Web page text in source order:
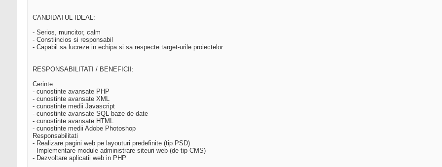
CANDIDATUL IDEAL:
- Serios, muncitor, calm
- Constiincios si responsabil
- Capabil sa lucreze in echipa si sa respecte target-urile proiectelor
RESPONSABILITATI / BENEFICII:
Cerinte
- cunostinte avansate PHP
- cunostinte avansate XML
- cunostinte medii Javascript
- cunostinte avansate SQL baze de date
- cunostinte avansate HTML
- cunostinte medii Adobe Photoshop
Responsabilitati
- Realizare pagini web pe layouturi predefinite (tip PSD)
- Implementare module administrare siteuri web (de tip CMS)
- Dezvoltare aplicatii web in PHP